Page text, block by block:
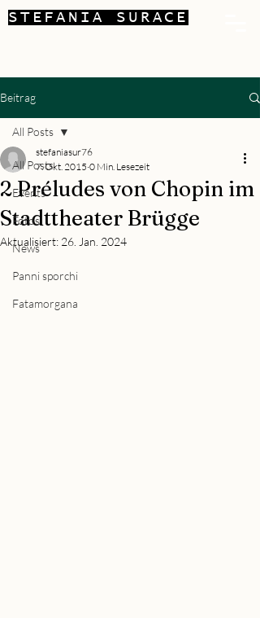
STEFANIA SURACE
Beitrag
All Posts
Events
Fotos
News
Panni sporchi
Fatamorgana
All Posts
2 Préludes von Chopin im
Stadttheater Brügge
stefaniasur76
7. Okt. 2015 0 Min. Lesezeit
Aktualisiert: 26. Jan. 2024